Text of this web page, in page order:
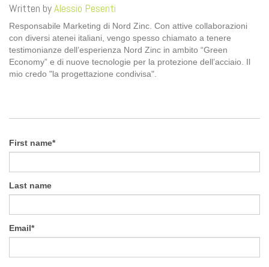
Written byAlessio Pesenti
Responsabile Marketing di Nord Zinc. Con attive collaborazioni
con diversi atenei italiani, vengo spesso chiamato a tenere
testimonianze dell’esperienza Nord Zinc in ambito “Green
Economy” e di nuove tecnologie per la protezione dell’acciaio. Il
mio credo "la progettazione condivisa".
First name*
Last name
Email*